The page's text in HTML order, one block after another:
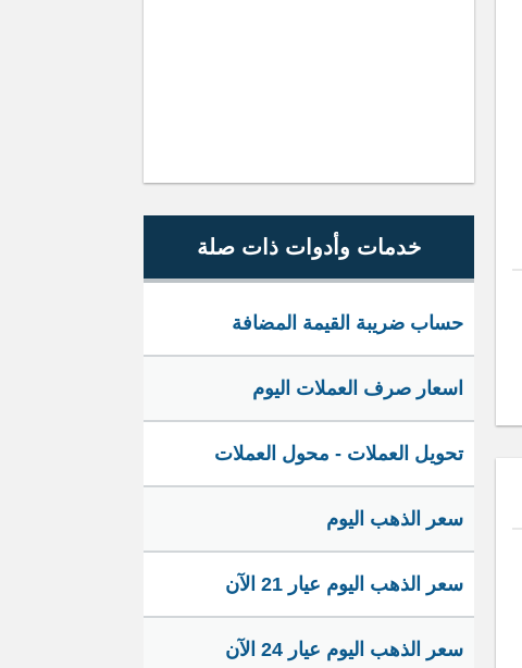
خدمات وأدوات ذات صلة
حساب ضريبة القيمة المضافة
اسعار صرف العملات اليوم
تحويل العملات - محول العملات
سعر الذهب اليوم
سعر الذهب اليوم عيار 21 الآن
سعر الذهب اليوم عيار 24 الآن